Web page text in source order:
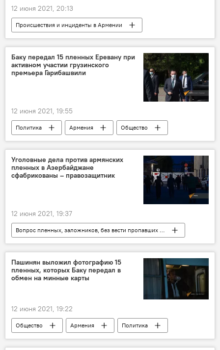
12 июня 2021, 20:13
Происшествия и инциденты в Армении
Общество
Армения
Происшествия
убийство
Арташат
Новости Армения
Баку передал 15 пленных Еревану при
активном участии грузинского
премьера Гарибашвили
12 июня 2021, 19:55
Политика Армения
Общество
В мире
Вопрос пленных, заложников, без вести пропавших и погибших в Карабахе
Ереван
Ираклий Гарибашвили
Уголовные дела против армянских
пленных в Азербайджане
сфабрикованы – правозащитник
12 июня 2021, 19:37
Вопрос пленных, заложников, без вести пропавших и погибших в Карабахе
Политика
Армения
пленный
Азербайджан
правозащитник
Новости Армения
уголовное дело
Пашинян выложил фотографию 15
пленных, которых Баку передал в
обмен на минные карты
12 июня 2021, 19:22
Общество Армения
Политика
Вопрос пленных, заложников, без вести пропавших и погибших в Карабахе